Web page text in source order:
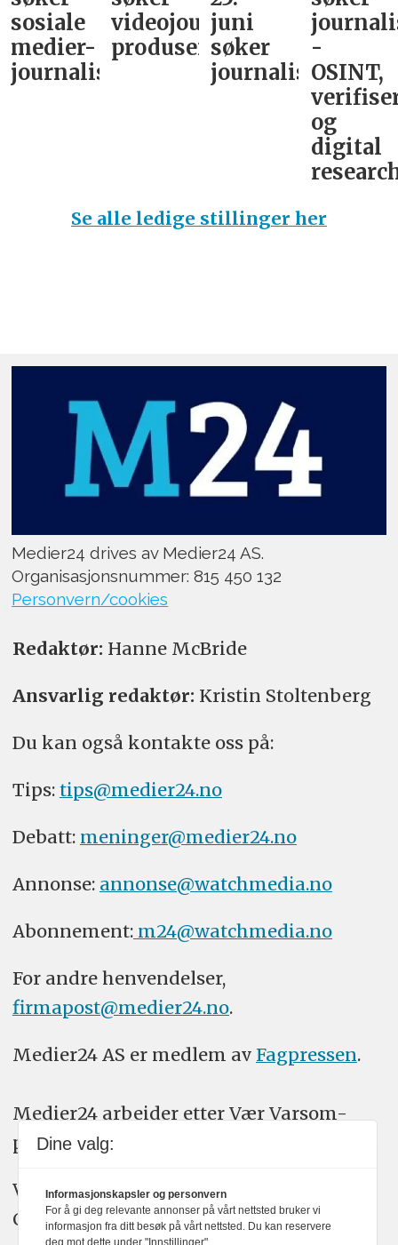
sosiale
medier-
journalist
videojournalist/podkast-
produsent
juni
søker
journalist
-
OSINT,
og
digital
Se alle ledige stillinger her
Medier24 drives av Medier24 AS.
Organisasjonsnummer: 815 450 132
Personvern/cookies
Redaktør: Hanne McBride
Ansvarlig redaktør: Kristin Stoltenberg
Du kan også kontakte oss på:
Tips: tips@medier24.no
Debatt: meninger@medier24.no
Annonse: annonse@watchmedia.no
Abonnement:m24@watchmedia.no
For andre henvendelser,
firmapost@medier24.no.
Medier24 AS er medlem av Fagpressen.
Medier24 arbeider etter Vær Varsom-
plakatens regler for god presseskikk.
Vi bruker KI-verktøy som ChatGPT,
Claude, og Gemini i journalistikken vår.
Dine valg:
Informasjonskapsler og personvern
For å gi deg relevante annonser på vårt nettsted bruker vi
informasjon fra ditt besøk på vårt nettsted. Du kan reservere
deg mot dette under "Innstillinger".